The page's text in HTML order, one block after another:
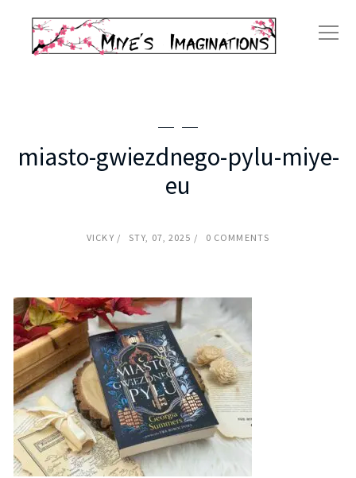
miasto-gwiezdnego-pylu-miye-
eu
VICKY STY, 07, 2025 0 COMMENTS